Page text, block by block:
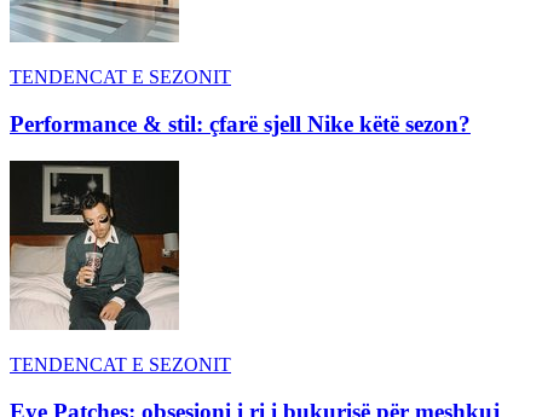
TENDENCAT E SEZONIT
Performance & stil: çfarë sjell Nike këtë sezon?
TENDENCAT E SEZONIT
Eye Patches: obsesioni i ri i bukurisë për meshkuj